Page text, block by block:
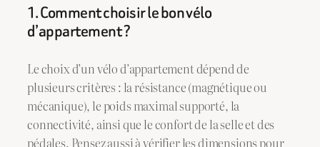
1. Comment choisir le bon vélo
d’appartement ?
Le choix d’un vélo d’appartement dépend de
plusieurs critères : la résistance (magnétique ou
mécanique), le poids maximal supporté, la
connectivité, ainsi que le confort de la selle et des
pédales. Pensez aussi à vérifier les dimensions pour